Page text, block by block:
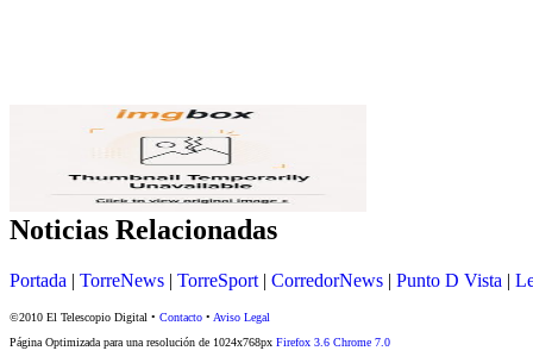
Noticias Relacionadas
Portada | TorreNews | TorreSport | CorredorNews | Punto D Vista |
©2010 El Telescopio Digital • Contacto • Aviso Legal
Página Optimizada para una resolución de 1024x768px Firefox 3.6 Chrome 7.0